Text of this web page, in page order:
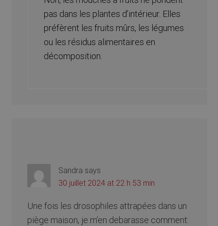
pas dans les plantes d’intérieur. Elles
préfèrent les fruits mûrs, les légumes
ou les résidus alimentaires en
décomposition.
Sandra says
30 juillet 2024 at 22 h 53 min
Une fois les drosophiles attrapées dans un
piège maison, je m’en debarasse comment: